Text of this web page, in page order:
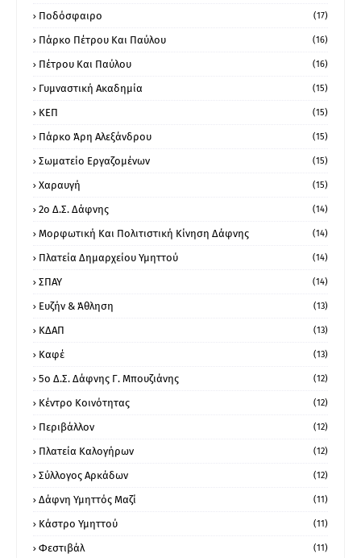
Ποδόσφαιρο (17)
Πάρκο Πέτρου Και Παύλου (16)
Πέτρου Και Παύλου (16)
Γυμναστική Ακαδημία (15)
ΚΕΠ (15)
Πάρκο Άρη Αλεξάνδρου (15)
Σωματείο Εργαζομένων (15)
Χαραυγή (15)
2ο Δ.Σ. Δάφνης (14)
Μορφωτική Και Πολιτιστική Κίνηση Δάφνης (14)
Πλατεία Δημαρχείου Υμηττού (14)
ΣΠΑΥ (14)
Ευζήν & Άθληση (13)
ΚΔΑΠ (13)
Καφέ (13)
5ο Δ.Σ. Δάφνης Γ. Μπουζιάνης (12)
Κέντρο Κοινότητας (12)
Περιβάλλον (12)
Πλατεία Καλογήρων (12)
Σύλλογος Αρκάδων (12)
Δάφνη Υμηττός Μαζί (11)
Κάστρο Υμηττού (11)
Φεστιβάλ (11)